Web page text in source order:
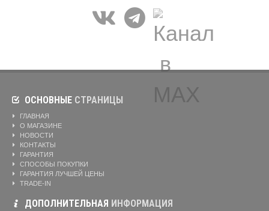
ОСНОВНЫЕ СТРАНИЦЫ
ГЛАВНАЯ
О МАГАЗИНЕ
НОВОСТИ
КОНТАКТЫ
ГАРАНТИЯ
СПОСОБЫ ПОКУПКИ
ГАРАНТИЯ ЛУЧШЕЙ ЦЕНЫ
TRADE-IN
ДОПОЛНИТЕЛЬНАЯ ИНФОРМАЦИЯ